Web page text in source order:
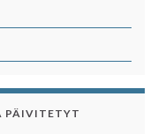
PÄIVITETYT